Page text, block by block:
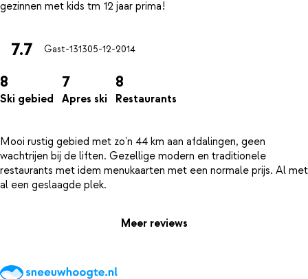
7.7 Gast-131305-12-2014
8
Ski gebied
7
Apres ski
8
Restaurants
Mooi rustig gebied met zo'n 44 km aan afdalingen, geen
wachtrijen bij de liften. Gezellige modern en traditionele
restaurants met idem menukaarten met een normale prijs. Al met
Meer reviews